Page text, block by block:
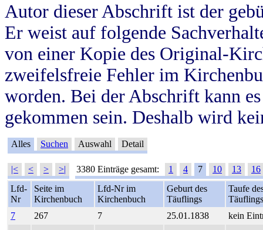
Autor dieser Abschrift ist der
Er weist auf folgende
von einer Kopie des Original-
zweifelsfreie Fehler im
worden. Bei der Abschrift kann
gekommen sein. Deshalb wird
Alles Suchen Auswahl Detail
|< < > >| 3380 Einträge gesamt: 1 4 7 10 13
16
Lfd-
Nr
Seite im
Kirchenbuch
Lfd-Nr im
Kirchenbuch
Geburt des
Täuflings
Taufe
Täuflings
7
267 7 25.01.1838 kein